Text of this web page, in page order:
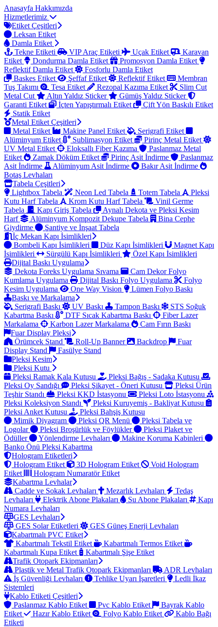
Anasayfa Hakkımızda
Hizmetlerimiz
Etiket Çeşitleri
Leksan Etiket
Damla Etiket
Tekne Etiketi
VIP Araç Etiketi Uçak Etiket
Karavan
Etiket
Dondurma Damla Etiket
Promosyon Damla Etiket
Reflektif Damla Etiket
Fosforlu Damla Etiket
Baskes Etiket
Şeffaf Etiket Reflektif Etiket
Membran
Tuş Takımı
Tesa Etiket Rezopal Kazıma Etiket
Slim Cut
Metal Cut
Altın Yaldız Sticker
Gümüş Yaldız Sticker
Garanti Etiket
İçten Yapıştırmalı Etiket
Çift Yön Baskılı Etiket
Statik Etiket
Metal Etiket Çeşitleri
Metal Etiket
Makine Panel Etiket
Serigrafi Etiket
Alüminyum Etiket
Sublimasyon Etiket
Pirinç Metal Etiket
UV Metal Etiket
Eloksallı Fiber Kazıma
Paslanmaz Metal
Etiket
Zamak Döküm Etiket Pirinç Asit İndirme
Paslanmaz
Asit İndirme
Alüminyum Asit İndirme
Bakır Asit İndirme
Botaş Levhaları
Tabela Çeşitleri
Lightbox Tabela
Neon Led Tabela Totem Tabela
Pleksi
Kutu Harf Tabela
Krom Kutu Harf Tabela
Vinil Germe
Tabela
Kapı Giriş Tabela
Aynalı Dekota ve Pleksi Kesim
Harf
Alüminyum Kompozit Dekupe Tabela
Bina Cephe
Giydirme
Şantiye ve İnşaat Tabela
İç Mekan Kapı İsimlikleri
Bombeli Kapı İsimlikleri
Düz Kapı İsimlikleri
Magnet Kapı
İsimlikleri
Sürgülü Kapı İsimlikleri
Özel Kapı İsimlikleri
Dijital Baskı Uygulama
Dekota Foreks Uygulama Sıvama
Cam Dekor Folyo
Kumlama Uygulama
Dijital Baskı Folyo Uygulama
Folyo
Kesim Uygulama
One Way Vision
Lümen Folyo Baskı
Baskı ve Markalama
Serigrafi Baskı
UV Baskı Tampon Baskı
STS Soğuk
Kabartma Baskı
DTF Sıcak Kabartma Baskı
Fiber Lazer
Markalama
Karbon Lazer Markalama
Cam Fırın Baskı
Fuar Display Pleksi
Örümcek Stand
Roll-Up Banner Backdrop
Fuar
Display Stand
Fasülye Stand
Pleksi Kesim
Pleksi Kutu
Pleksi Ramak Kala Kutusu
Pleksi Bağış - Sadaka Kutusu
Pleksi Oy Sandığı
Pleksi Şikayet - Öneri Kutusu
Pleksi Ürün
Teşhir Standı
Pleksi KKD İstasyonu
Pleksi Loto İstasyonu
Pleksi Koleksiyon Standı
Pleksi Kuruyemiş - Bakliyat Kutusu
Pleksi Anket Kutusu
Pleksi Bahşiş Kutusu
Mimik Diyagram
Pleksi QR Menü
Pleksi Tabela ve
Logolar
Pleksi Broşürlük ve Föylükler
Pleksi Plaket ve
Ödüller
Yönlendirme Levhaları
Makine Koruma Kabinleri
Banko Önü Pleksi Kabartma
Hologram Etiketleri
Hologram Etiket
3D Hologram Etiket
Void Hologram
Etiket
Hologram Numaratör Etiket
Kabartma Levhalar
Cadde ve Sokak Levhaları
Mezarlık Levhaları
Tedaş
Levhaları
Elektrik Abone Plakaları Su Abone Plakaları
Kapı
Numara Levhaları
GES Levhaları
GES Solar Etiketleri
GES Güneş Enerji Levhaları
Kabartmalı PVC Etiket
Kabartmalı Tekstil Etiket
Kabartmalı Termos Etiket
Kabartmalı Kupa Etiket
Kabartmalı Şişe Etiket
Trafik Otopark Ekipmanları
Plastik ve Metal Trafik Otopark Ekipmanları
ADR Levhaları
İş Güvenliği Levhaları
Tehlike Uyarı İşaretleri
Ledli İkaz
Sistemleri
Kablo Etiketi Çeşitleri
Paslanmaz Kablo Etiket
Pvc Kablo Etiket
Bayrak Kablo
Etiket
Hazır Kablo Etiket Folyo Kablo Etiket
Kablo Bağı
Etiketi